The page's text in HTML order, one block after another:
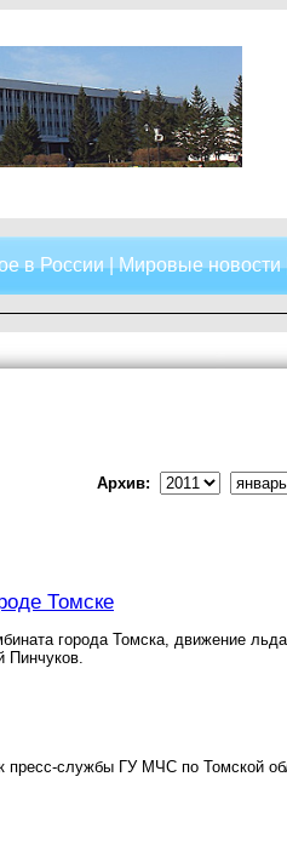
в России|Мировые новости
Архив:
Томске
города Томска, движение
Пинчуков.
пресс-службы ГУ МЧС по Томской